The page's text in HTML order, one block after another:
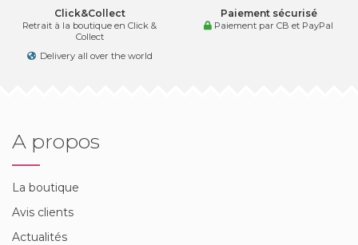
Click&Collect
Retrait à la boutique en Click &
Collect
Delivery all over the world
Paiement sécurisé
Paiement par CB et PayPal
A propos
La boutique
Avis clients
Actualités